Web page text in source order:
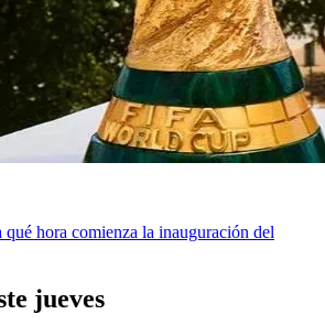
qué hora comienza la inauguración del
jueves